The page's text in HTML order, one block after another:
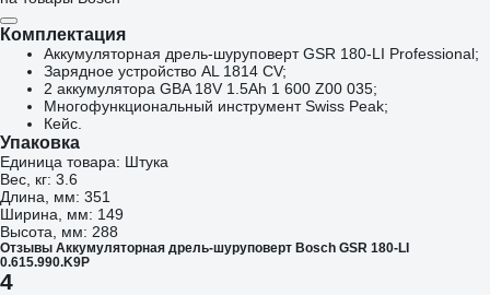
Комплектация
Аккумуляторная дрель-шуруповерт GSR 180-LI Professional;
Зарядное устройство AL 1814 CV;
2 аккумулятора GBA 18V 1.5Ah 1 600 Z00 035;
Многофункциональный инструмент Swiss Peak;
Кейс.
Упаковка
Единица товара: Штука
Вес, кг: 3.6
Длина, мм: 351
Ширина, мм: 149
Высота, мм: 288
Отзывы Аккумуляторная дрель-шуруповерт Bosch GSR 180-LI
0.615.990.K9P
4